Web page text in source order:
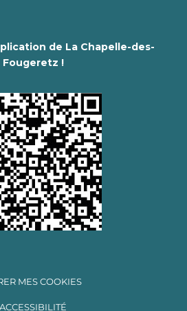
de La Chapelle-des-
Fougeretz !
MES COOKIES
ACCESSIBILITÉ